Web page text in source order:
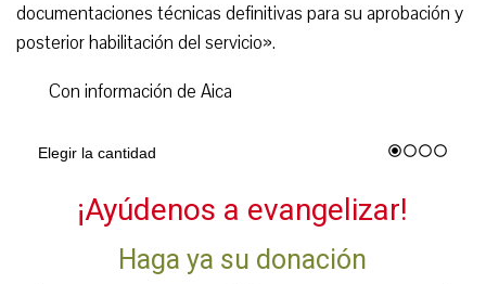
documentaciones técnicas definitivas para su aprobación y
posterior habilitación del servicio».
Con información de Aica